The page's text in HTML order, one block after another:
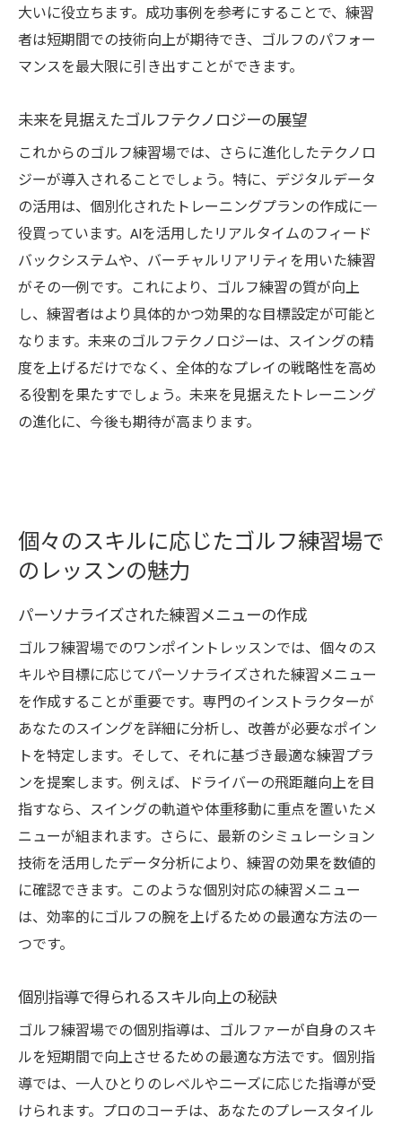
大いに役立ちます。成功事例を参考にすることで、練習
者は短期間での技術向上が期待でき、ゴルフのパフォー
マンスを最大限に引き出すことができます。
未来を見据えたゴルフテクノロジーの展望
これからのゴルフ練習場では、さらに進化したテクノロ
ジーが導入されることでしょう。特に、デジタルデータ
の活用は、個別化されたトレーニングプランの作成に一
役買っています。AIを活用したリアルタイムのフィード
バックシステムや、バーチャルリアリティを用いた練習
がその一例です。これにより、ゴルフ練習の質が向上
し、練習者はより具体的かつ効果的な目標設定が可能と
なります。未来のゴルフテクノロジーは、スイングの精
度を上げるだけでなく、全体的なプレイの戦略性を高め
る役割を果たすでしょう。未来を見据えたトレーニング
の進化に、今後も期待が高まります。
個々のスキルに応じたゴルフ練習場で
のレッスンの魅力
パーソナライズされた練習メニューの作成
ゴルフ練習場でのワンポイントレッスンでは、個々のス
キルや目標に応じてパーソナライズされた練習メニュー
を作成することが重要です。専門のインストラクターが
あなたのスイングを詳細に分析し、改善が必要なポイン
トを特定します。そして、それに基づき最適な練習プラ
ンを提案します。例えば、ドライバーの飛距離向上を目
指すなら、スイングの軌道や体重移動に重点を置いたメ
ニューが組まれます。さらに、最新のシミュレーション
技術を活用したデータ分析により、練習の効果を数値的
に確認できます。このような個別対応の練習メニュー
は、効率的にゴルフの腕を上げるための最適な方法の一
つです。
個別指導で得られるスキル向上の秘訣
ゴルフ練習場での個別指導は、ゴルファーが自身のスキ
ルを短期間で向上させるための最適な方法です。個別指
導では、一人ひとりのレベルやニーズに応じた指導が受
けられます。プロのコーチは、あなたのプレースタイル